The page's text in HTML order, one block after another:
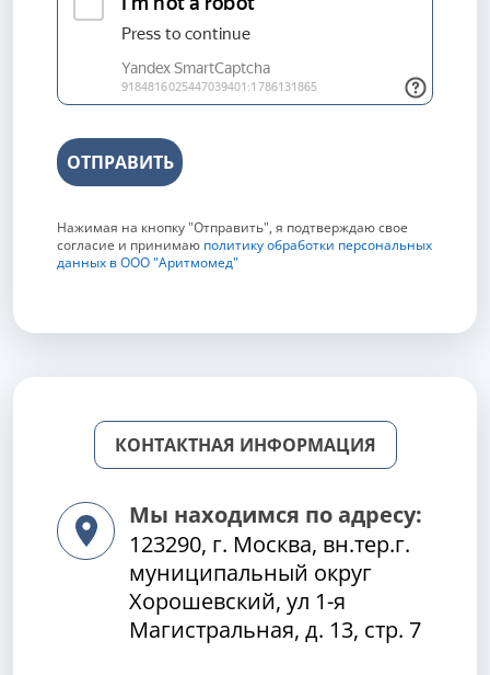
ОТПРАВИТЬ
Нажимая на кнопку "Отправить", я подтверждаю свое
согласие и принимаю политику обработки персональных
данных в ООО "Аритмомед"
КОНТАКТНАЯ ИНФОРМАЦИЯ
Мы находимся по адресу:
123290, г. Москва, вн.тер.г.
муниципальный округ
Хорошевский, ул 1-я
Магистральная, д. 13, стр. 7